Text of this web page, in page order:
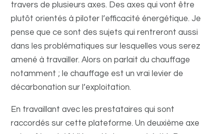
travers de plusieurs axes. Des axes qui vont être
plutôt orientés à piloter l’efficacité énergétique. Je
pense que ce sont des sujets qui rentreront aussi
dans les problématiques sur lesquelles vous serez
amené à travailler. Alors on parlait du chauffage
notamment ; le chauffage est un vrai levier de
décarbonation sur l’exploitation.
En travaillant avec les prestataires qui sont
raccordés sur cette plateforme. Un deuxième axe